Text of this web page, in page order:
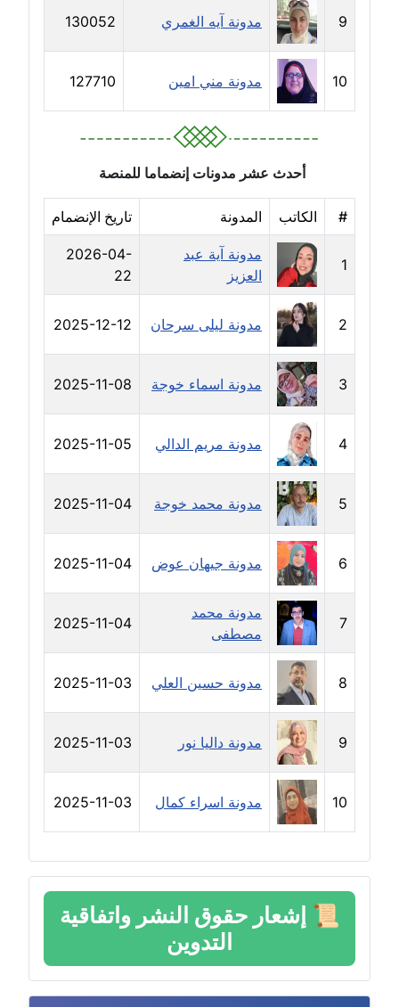
مدونة حنان طنطاوي
عاملة
مدونة حنين الفلسطينية
مدونة خالد الخطيب
مدونة خالد العامري
معلق
مدونة خالد دومه
عاملة
مدونة خالد صالح
عاملة
مدونة خالد عويس
عاملة
مدونة خالد منير
عاملة
مدونة خليل السيد
عاملة
مدونة خولة سعيدان
عاملة
مدونة داليا السعيد
موقوف
مدونة داليا فاروق
عاملة
مدونة داليا نور
مدونة دعاء البدري
عاملة
مدونة دعاء الجابي
عاملة
9 مدونة آيه الغمري 130052
10 مدونة مني امين 127710
أحدث عشر مدونات إنضماما للمنصة
# الكاتب المدونة تاريخ الإنضمام
1
مدونة آية عبد
العزيز
2026-04-
22
2 مدونة ليلى سرحان 2025-12-12
3 مدونة اسماء خوجة 2025-11-08
4 مدونة مريم الدالي 2025-11-05
5 مدونة محمد خوجة 2025-11-04
6 مدونة جيهان عوض 2025-11-04
7
مدونة محمد
مصطفى
2025-11-04
8 مدونة حسين العلي 2025-11-03
9 مدونة داليا نور 2025-11-03
10 مدونة اسراء كمال 2025-11-03
📜 إشعار حقوق النشر واتفاقية
التدوين